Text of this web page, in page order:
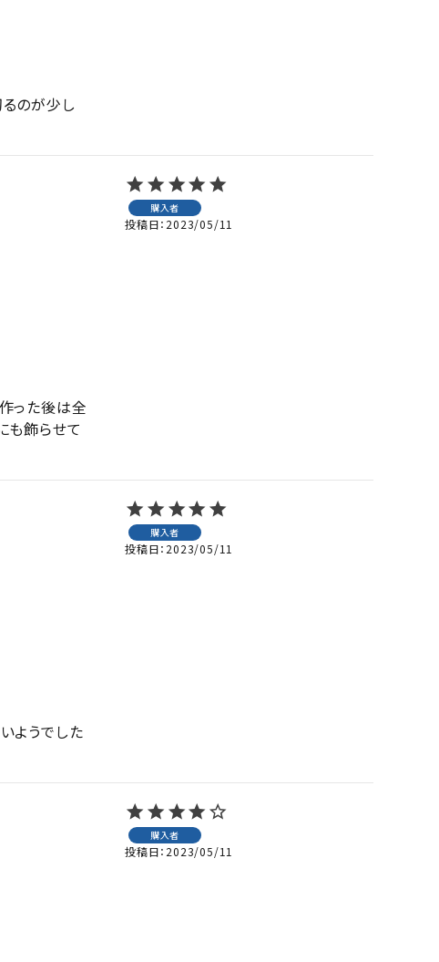
のが少し
購入者
投稿日 2023/05/11
った後は全
も飾らせて
購入者
投稿日 2023/05/11
ようでした
購入者
投稿日 2023/05/11